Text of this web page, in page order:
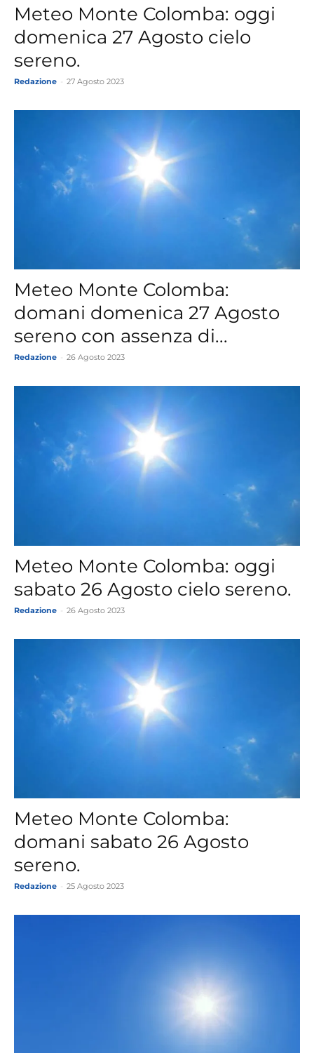
Meteo Monte Colomba: oggi
domenica 27 Agosto cielo
sereno.
Redazione 27 Agosto 2023
Meteo Monte Colomba:
domani domenica 27 Agosto
sereno con assenza di...
Redazione 26 Agosto 2023
Meteo Monte Colomba: oggi
sabato 26 Agosto cielo sereno.
Redazione 26 Agosto 2023
Meteo Monte Colomba:
domani sabato 26 Agosto
sereno.
Redazione 25 Agosto 2023